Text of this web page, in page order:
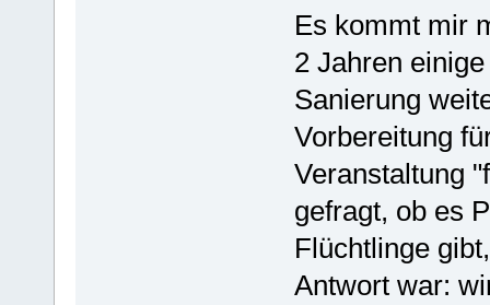
Es kommt mir
2 Jahren
Sanierung
Vorbereitung
Veranstaltung
gefragt, ob es
Flüchtlinge
Antwort war: